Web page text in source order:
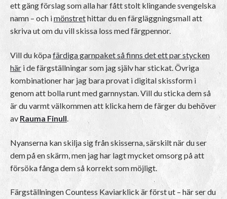
ett gäng förslag som alla har fått stolt klingande svengelska
namn – och imönstrethittar du en färgläggningsmall att
skriva ut om du vill skissa loss med färgpennor.
Vill du köpafärdiga garnpaket så finns det ett par stycken
häri de färgställningar som jag själv har stickat. Övriga
kombinationer har jag bara provat i digital skissform i
genom att bolla runt med garnnystan. Vill du sticka dem så
är du varmt välkommen att klicka hem de färger du behöver
av Rauma Finull.
Nyanserna kan skilja sig från skisserna, särskilt när du ser
dem på en skärm, men jag har lagt mycket omsorg på att
försöka fånga dem så korrekt som möjligt.
Färgställningen Countess Kaviarklick är först ut – här ser du